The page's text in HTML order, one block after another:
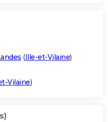
(Ille-et-Vilaine)
Vilaine)